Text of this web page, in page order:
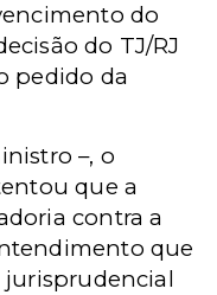
do
do TJ/RJ
pedido da
–, o
que a
contra a
que